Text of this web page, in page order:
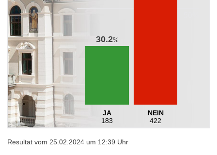
30.2%
JA
183
NEIN
422
Resultat vom 25.02.2024 um 12:39 Uhr